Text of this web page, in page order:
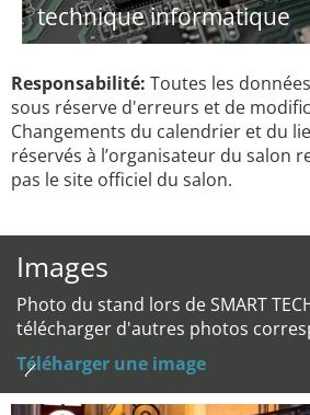
technique informatique
Responsabilité: Toutes les
sous réserve d'erreurs et de
Changements du calendrier et du
réservés à l’organisateur du salon
pas le site officiel du salon.
Images
Photo du stand lors de SMART
télécharger d'autres photos
Téléharger une image